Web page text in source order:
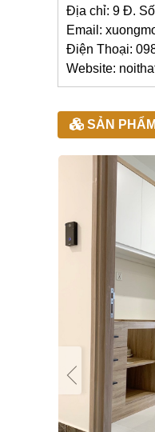
Địa chỉ: 9 Đ.
Email:
Điện Thoại:
Website:
SẢN